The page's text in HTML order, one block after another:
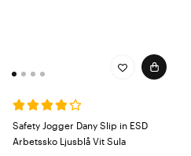
Safety Jogger Dany Slip in ESD
Arbetssko Ljusblå Vit Sula